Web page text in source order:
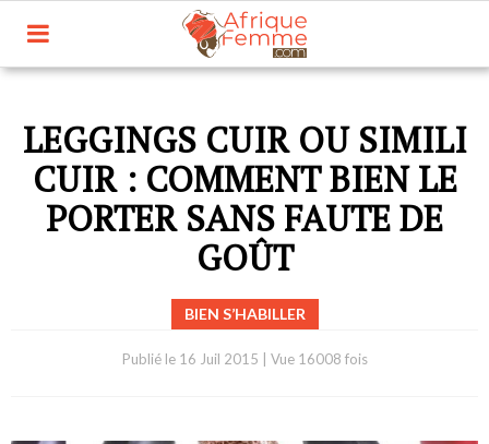
LEGGINGS CUIR OU SIMILI
CUIR : COMMENT BIEN LE
PORTER SANS FAUTE DE
GOÛT
BIEN S’HABILLER
Publié le 16 Juil 2015 Vue 16008 fois